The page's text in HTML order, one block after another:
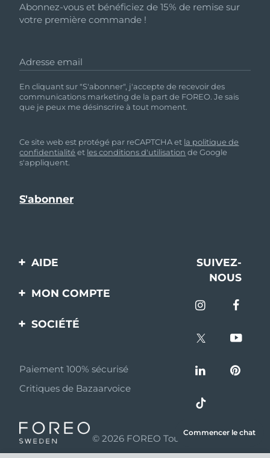
Abonnez-vous et bénéficiez de 15% de remise sur
votre première commande !
Adresse email
En cliquant sur "S'abonner", j'accepte de recevoir des
communications marketing de la part de FOREO. Je sais
que je peux me désinscrire à tout moment.
Ce site web est protégé par reCAPTCHA et la politique de
confidentialité et les conditions d'utilisation de Google
s'appliquent.
AIDE
Contactez-nous
livraisons
Questions et réponses
Informations sur la
SUIVEZ-
NOUS
MON COMPTE
Enregistrement produit
SOCIÉTÉ
Programme d’affiliation
Nouvelles d'affiliation
Partenaires
distributeurs
Paiement 100% sécurisé
Critiques de Bazaarvoice
© 2026 FOREO Tous droits réservés
Commencer le chat